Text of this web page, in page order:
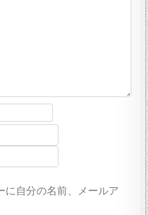
に自分の名前、メールア